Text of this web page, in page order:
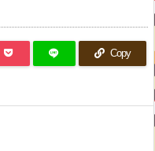
Copy